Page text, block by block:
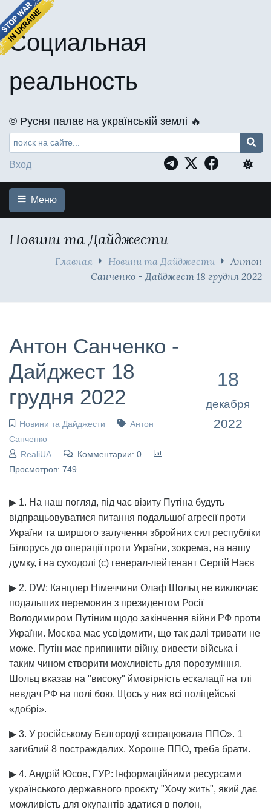
Социальная
реальность
©️ Русня палає на українській землі 🔥
Вход
Меню
Новини та Дайджести
Главная Новини та Дайджести
Антон
Санченко - Дайджест 18 грудня 2022
Антон Санченко -
Дайджест 18
грудня 2022
Новини та Дайджести
Антон
Санченко
RealiUA
Комментарии: 0
Просмотров: 749
18
декабря
2022
▶ 1. На наш погляд, під час візиту Путіна будуть
відпрацьовуватися питання подальшої агресії проти
України та ширшого залучення збройних сил республіки
Білорусь до операції проти України, зокрема, на нашу
думку, і на суходолі (с) генерал-лейтенант Сергій Наєв
▶ 2. DW: Канцлер Німеччини Олаф Шольц не виключає
подальших перемовин з президентом Росії
Володимиром Путіним щодо закінчення війни РФ проти
України. Москва має усвідомити, що так далі тривати не
може. Путін має припинити війну, вивести війська і
таким чином створити можливість для порозуміння.
Шольц вказав на "високу" ймовірність ескалації на тлі
невдач РФ на полі бою. Щось у них всі поліцейські
«добрі».
▶ 3. У російському Бєлгороді «спрацювала ППО». 1
загиблий 8 постраждалих. Хороше ППО, треба брати.
▶ 4. Андрій Юсов, ГУР: Інформаційними ресурсами
українського державного проєкту "Хочу жить", який дає
можливість для окупантів здатися в полон,